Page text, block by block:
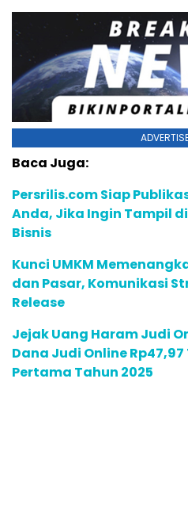
Baca Juga:
Persrilis.com Siap
Anda, Jika Ingin Tampil
Bisnis
Kunci UMKM
dan Pasar, Komunikasi
Release
Jejak Uang Haram Judi
Dana Judi Online
Pertama Tahun 2025